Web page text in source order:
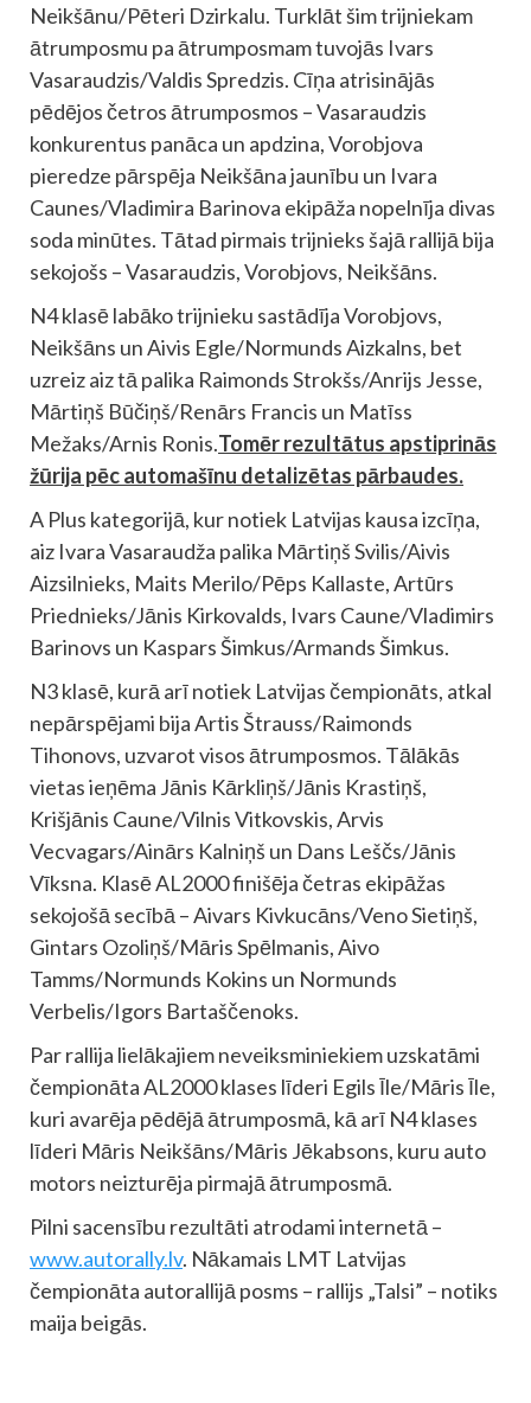
Neikšānu/Pēteri Dzirkalu. Turklāt šim trijniekam
ātrumposmu pa ātrumposmam tuvojās Ivars
Vasaraudzis/Valdis Spredzis. Cīņa atrisinājās
pēdējos četros ātrumposmos – Vasaraudzis
konkurentus panāca un apdzina, Vorobjova
pieredze pārspēja Neikšāna jaunību un Ivara
Caunes/Vladimira Barinova ekipāža nopelnīja divas
soda minūtes. Tātad pirmais trijnieks šajā rallijā bija
sekojošs – Vasaraudzis, Vorobjovs, Neikšāns.
N4 klasē labāko trijnieku sastādīja Vorobjovs,
Neikšāns un Aivis Egle/Normunds Aizkalns, bet
uzreiz aiz tā palika Raimonds Strokšs/Anrijs Jesse,
Mārtiņš Būčiņš/Renārs Francis un Matīss
Mežaks/Arnis Ronis.Tomēr rezultātus apstiprinās
žūrija pēc automašīnu detalizētas pārbaudes.
A Plus kategorijā, kur notiek Latvijas kausa izcīņa,
aiz Ivara Vasaraudža palika Mārtiņš Svilis/Aivis
Aizsilnieks, Maits Merilo/Pēps Kallaste, Artūrs
Priednieks/Jānis Kirkovalds, Ivars Caune/Vladimirs
Barinovs un Kaspars Šimkus/Armands Šimkus.
N3 klasē, kurā arī notiek Latvijas čempionāts, atkal
nepārspējami bija Artis Štrauss/Raimonds
Tihonovs, uzvarot visos ātrumposmos. Tālākās
vietas ieņēma Jānis Kārkliņš/Jānis Krastiņš,
Krišjānis Caune/Vilnis Vitkovskis, Arvis
Vecvagars/Ainārs Kalniņš un Dans Leščs/Jānis
Vīksna. Klasē AL2000 finišēja četras ekipāžas
sekojošā secībā – Aivars Kivkucāns/Veno Sietiņš,
Gintars Ozoliņš/Māris Spēlmanis, Aivo
Tamms/Normunds Kokins un Normunds
Verbelis/Igors Bartaščenoks.
Par rallija lielākajiem neveiksminiekiem uzskatāmi
čempionāta AL2000 klases līderi Egils Īle/Māris Īle,
kuri avarēja pēdējā ātrumposmā, kā arī N4 klases
līderi Māris Neikšāns/Māris Jēkabsons, kuru auto
motors neizturēja pirmajā ātrumposmā.
Pilni sacensību rezultāti atrodami internetā –
www.autorally.lv. Nākamais LMT Latvijas
čempionāta autorallijā posms – rallijs „Talsi” – notiks
maija beigās.